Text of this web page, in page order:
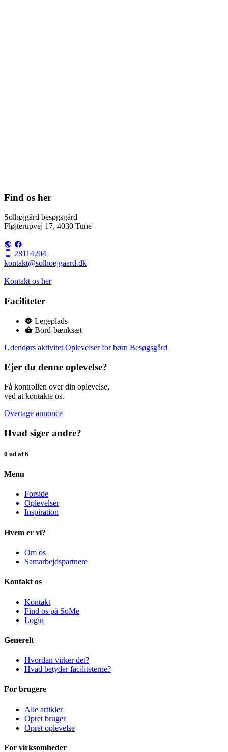
Find os her
Solhøjgård besøgsgård
Fløjterupvej 17, 4030 Tune
28114204
kontakt@solhoejgaard.dk
Kontakt os her
Faciliteter
Legeplads
Bord-bænksæt
Udendørs aktivitet Oplevelser for børn Besøgsgård
Ejer du denne oplevelse?
Få kontrollen over din oplevelse,
ved at kontakte os.
Overtage annonce
Hvad siger andre?
0 ud af 6
Menu
Forside
Oplevelser
Inspiration
Hvem er vi?
Om os
Samarbejdspartnere
Kontakt os
Kontakt
Find os på SoMe
Login
Generelt
Hvordan virker det?
Hvad betyder faciliteterne?
For brugere
Alle artikler
Opret bruger
Opret oplevelse
For virksomheder